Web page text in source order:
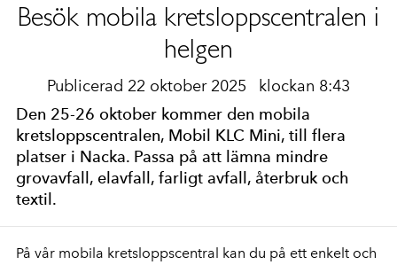
Besök mobila kretsloppscentralen i
helgen
Publicerad 22 oktober 2025 klockan 8:43
Den 25-26 oktober kommer den mobila
kretsloppscentralen, Mobil KLC Mini, till flera
platser i Nacka. Passa på att lämna mindre
grovavfall, elavfall, farligt avfall, återbruk och
textil.
På vår mobila kretsloppscentral kan du på ett enkelt och